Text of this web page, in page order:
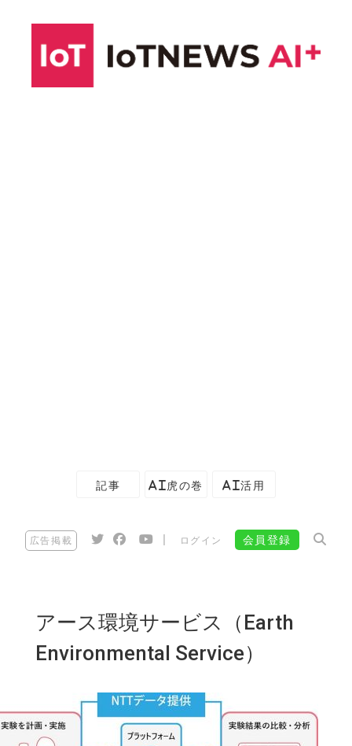
記事 AI虎の巻 AI活用
広告掲載 ログイン 会員登録
アース環境サービス（Earth
Environmental Service）